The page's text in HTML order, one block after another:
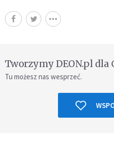
Tworzymy DEON.pl dla
Tu możesz nas wesprzeć.